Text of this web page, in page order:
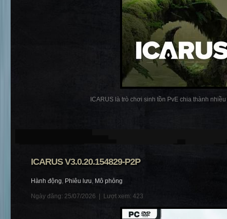
ICARUS là trò chơi sinh tồn PvE chia thành
ICARUS V3.0.20.154829-P2P
Hành động, Phiêu lưu, Mô phỏng
Ngày đăng: 25/07/2026 | Lượt xem: 423